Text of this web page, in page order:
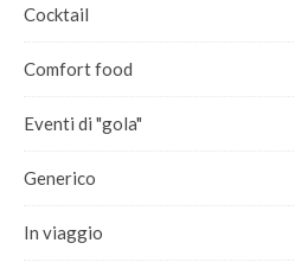
Cocktail
Comfort food
Eventi di "gola"
Generico
In viaggio